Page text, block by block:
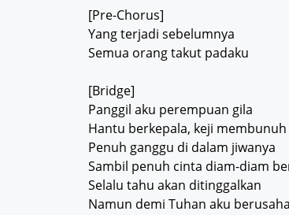
[Pre-Chorus]
Yang terjadi sebelumnya
Semua orang takut padaku
[Bridge]
Panggil aku perempuan gila
Hantu berkepala, keji membunuh
Penuh ganggu di dalam jiwanya
Sambil penuh cinta diam-diam
Selalu tahu akan ditinggalkan
Namun demi Tuhan aku